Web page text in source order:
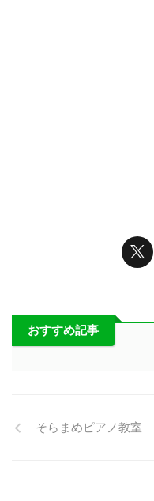
おすすめ記事
そらまめピアノ教室